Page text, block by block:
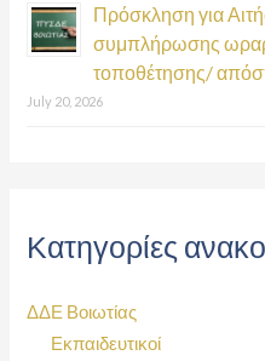
Πρόσκληση για
συμπλήρωσης
τοποθέτησης/
July 20, 2026
Κατηγορίες
ΔΔΕ Βοιωτίας
Εκπαιδευτικοί